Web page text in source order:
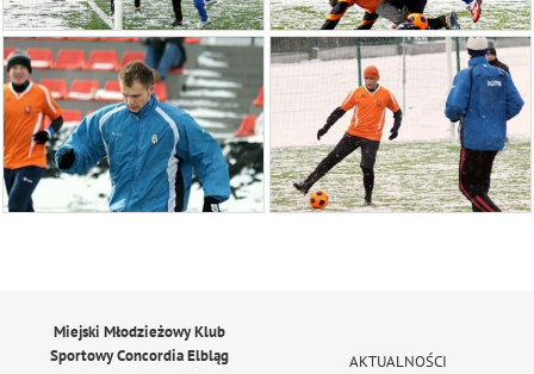
Miejski Młodzieżowy Klub
Sportowy Concordia Elbląg
AKTUALNOŚCI